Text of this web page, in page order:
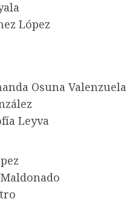
López
Osuna Valenzuela
Leyva